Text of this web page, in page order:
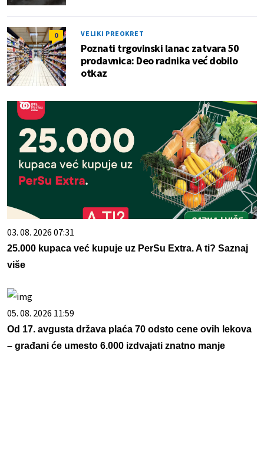
0 VELIKI PREOKRET
Poznati trgovinski lanac zatvara 50
prodavnica: Deo radnika već dobilo
otkaz
03. 08. 2026 07:31
25.000 kupaca već kupuje uz PerSu Extra. A ti? Saznaj
više
05. 08. 2026 11:59
Od 17. avgusta država plaća 70 odsto cene ovih lekova
– građani će umesto 6.000 izdvajati znatno manje